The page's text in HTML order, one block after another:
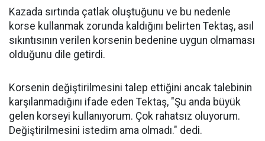
Kazada sırtında çatlak oluştuğunu ve bu nedenle
korse kullanmak zorunda kaldığını belirten Tektaş, asıl
sıkıntısının verilen korsenin bedenine uygun olmaması
olduğunu dile getirdi.
Korsenin değiştirilmesini talep ettiğini ancak talebinin
karşılanmadığını ifade eden Tektaş, "Şu anda büyük
gelen korseyi kullanıyorum. Çok rahatsız oluyorum.
Değiştirilmesini istedim ama olmadı." dedi.